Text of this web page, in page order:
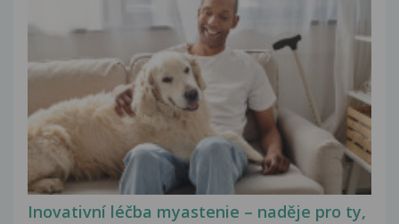
Inovativní léčba myastenie – naděje pro ty,